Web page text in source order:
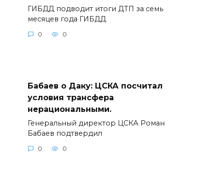
ГИБДД подводит итоги ДТП за семь
месяцев года ГИБДД
0 0
Бабаев о Даку: ЦСКА посчитал
условия трансфера
нерациональными.
Генеральный директор ЦСКА Роман
Бабаев подтвердил
0 0